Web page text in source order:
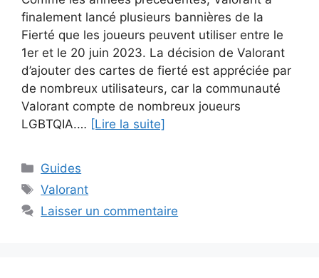
finalement lancé plusieurs bannières de la
Fierté que les joueurs peuvent utiliser entre le
1er et le 20 juin 2023. La décision de Valorant
d’ajouter des cartes de fierté est appréciée par
de nombreux utilisateurs, car la communauté
Valorant compte de nombreux joueurs
LGBTQIA.… [Lire la suite]
Catégories
Guides
Étiquettes
Valorant
Laisser un commentaire